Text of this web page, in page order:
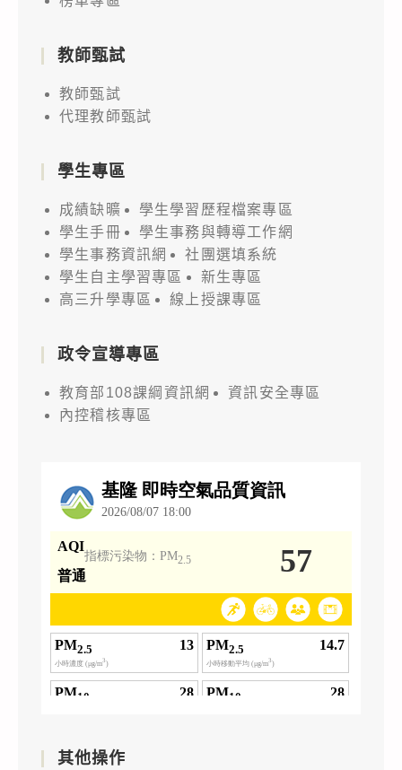
教師甄試
教師甄試
代理教師甄試
學生專區
成績缺曠
學生學習歷程檔案專區
學生手冊
學生事務與轉導工作網
學生事務資訊網
社團選填系統
學生自主學習專區
新生專區
高三升學專區
線上授課專區
政令宣導專區
教育部108課綱資訊網
資訊安全專區
內控稽核專區
其他操作